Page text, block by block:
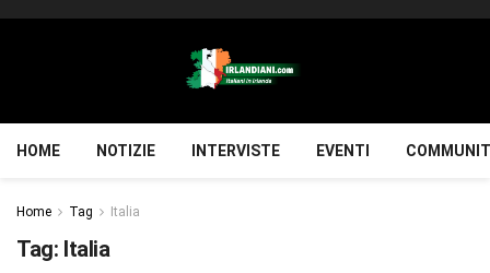
HOME NOTIZIE INTERVISTE EVENTI
Home Tag Italia
Tag: Italia